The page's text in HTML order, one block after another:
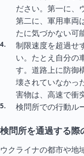
ださい。第一に、
第二に、軍用車両
たに気づかない可
制限速度を超過せ
い。たとえ自分の
す。道路上に防御
壊されていなかっ
害物は、高速で衝
検問所での行動ル
検問所を通過する際
ウクライナの都市や地